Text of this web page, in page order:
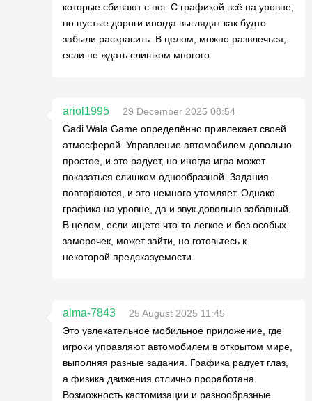
которые сбивают с ног. С графикой всё на уровне,
но пустые дороги иногда выглядят как будто
забыли раскрасить. В целом, можно развлечься,
если не ждать слишком многого.
ariol1995
29 December 2025 08:54
Gadi Wala Game определённо привлекает своей
атмосферой. Управление автомобилем довольно
простое, и это радует, но иногда игра может
показаться слишком однообразной. Задания
повторяются, и это немного утомляет. Однако
графика на уровне, да и звук довольно забавный.
В целом, если ищете что-то легкое и без особых
заморочек, может зайти, но готовьтесь к
некоторой предсказуемости.
alma-7843
25 August 2025 11:45
Это увлекательное мобильное приложение, где
игроки управляют автомобилем в открытом мире,
выполняя разные задания. Графика радует глаз,
а физика движения отлично проработана.
Возможность кастомизации и разнообразные